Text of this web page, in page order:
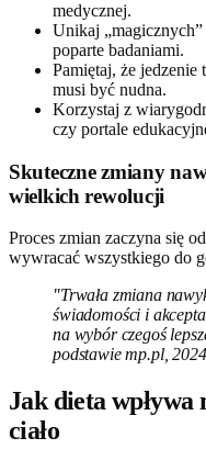
medycznej.
Unikaj
poparte badaniami.
Pamiętaj, że jedzenie
musi być nudna.
Korzystaj z
czy portale
Skuteczne zmiany
wielkich rewolucji
Proces zmian zaczyna się
wywracać wszystkiego do
"Trwała zmiana
świadomości i
na wybór czegoś
podstawie mp.pl, 2024
Jak dieta wpływa
ciało